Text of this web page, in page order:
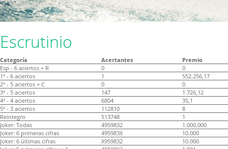
Escrutinio
Categoría Acertantes
Premio
Esp - 6 aciertos + R
0
0
1ª - 6 aciertos
1
552.256,17
2ª - 5 aciertos + C
0
0
3ª - 5 aciertos
147
1.726,12
4ª - 4 aciertos
6804
35,1
5ª - 3 aciertos
112810
8
Reintegro
513748
1
Joker: Todas
4959832
1.000.000
Joker: 6 primeras cifras
495983X
10.000
Joker: 6 últimas cifras
X959832
10.000